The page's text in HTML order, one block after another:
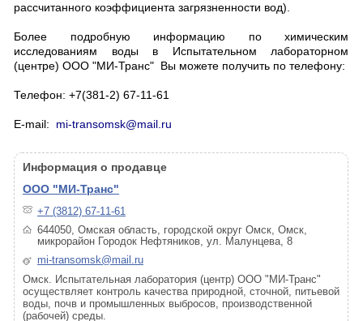
рассчитанного коэффициента загрязненности вод).
Более подробную информацию по химическим
исследованиям воды в Испытательном лабораторном
(центре) ООО "МИ-Транс" Вы можете получить по телефону:
Телефон: +7(381-2) 67-11-61
E-mail: mi-transomsk@mail.ru
Информация о продавце
ООО "МИ-Транс"
+7 (3812) 67-11-61
644050, Омская область, городской округ Омск, Омск,
микрорайон Городок Нефтяников, ул. Малунцева, 8
mi-transomsk@mail.ru
Омск. Испытательная лаборатория (центр) ООО "МИ-Транс"
осуществляет контроль качества природной, сточной, питьевой
воды, почв и промышленных выбросов, производственной
(рабочей) среды.